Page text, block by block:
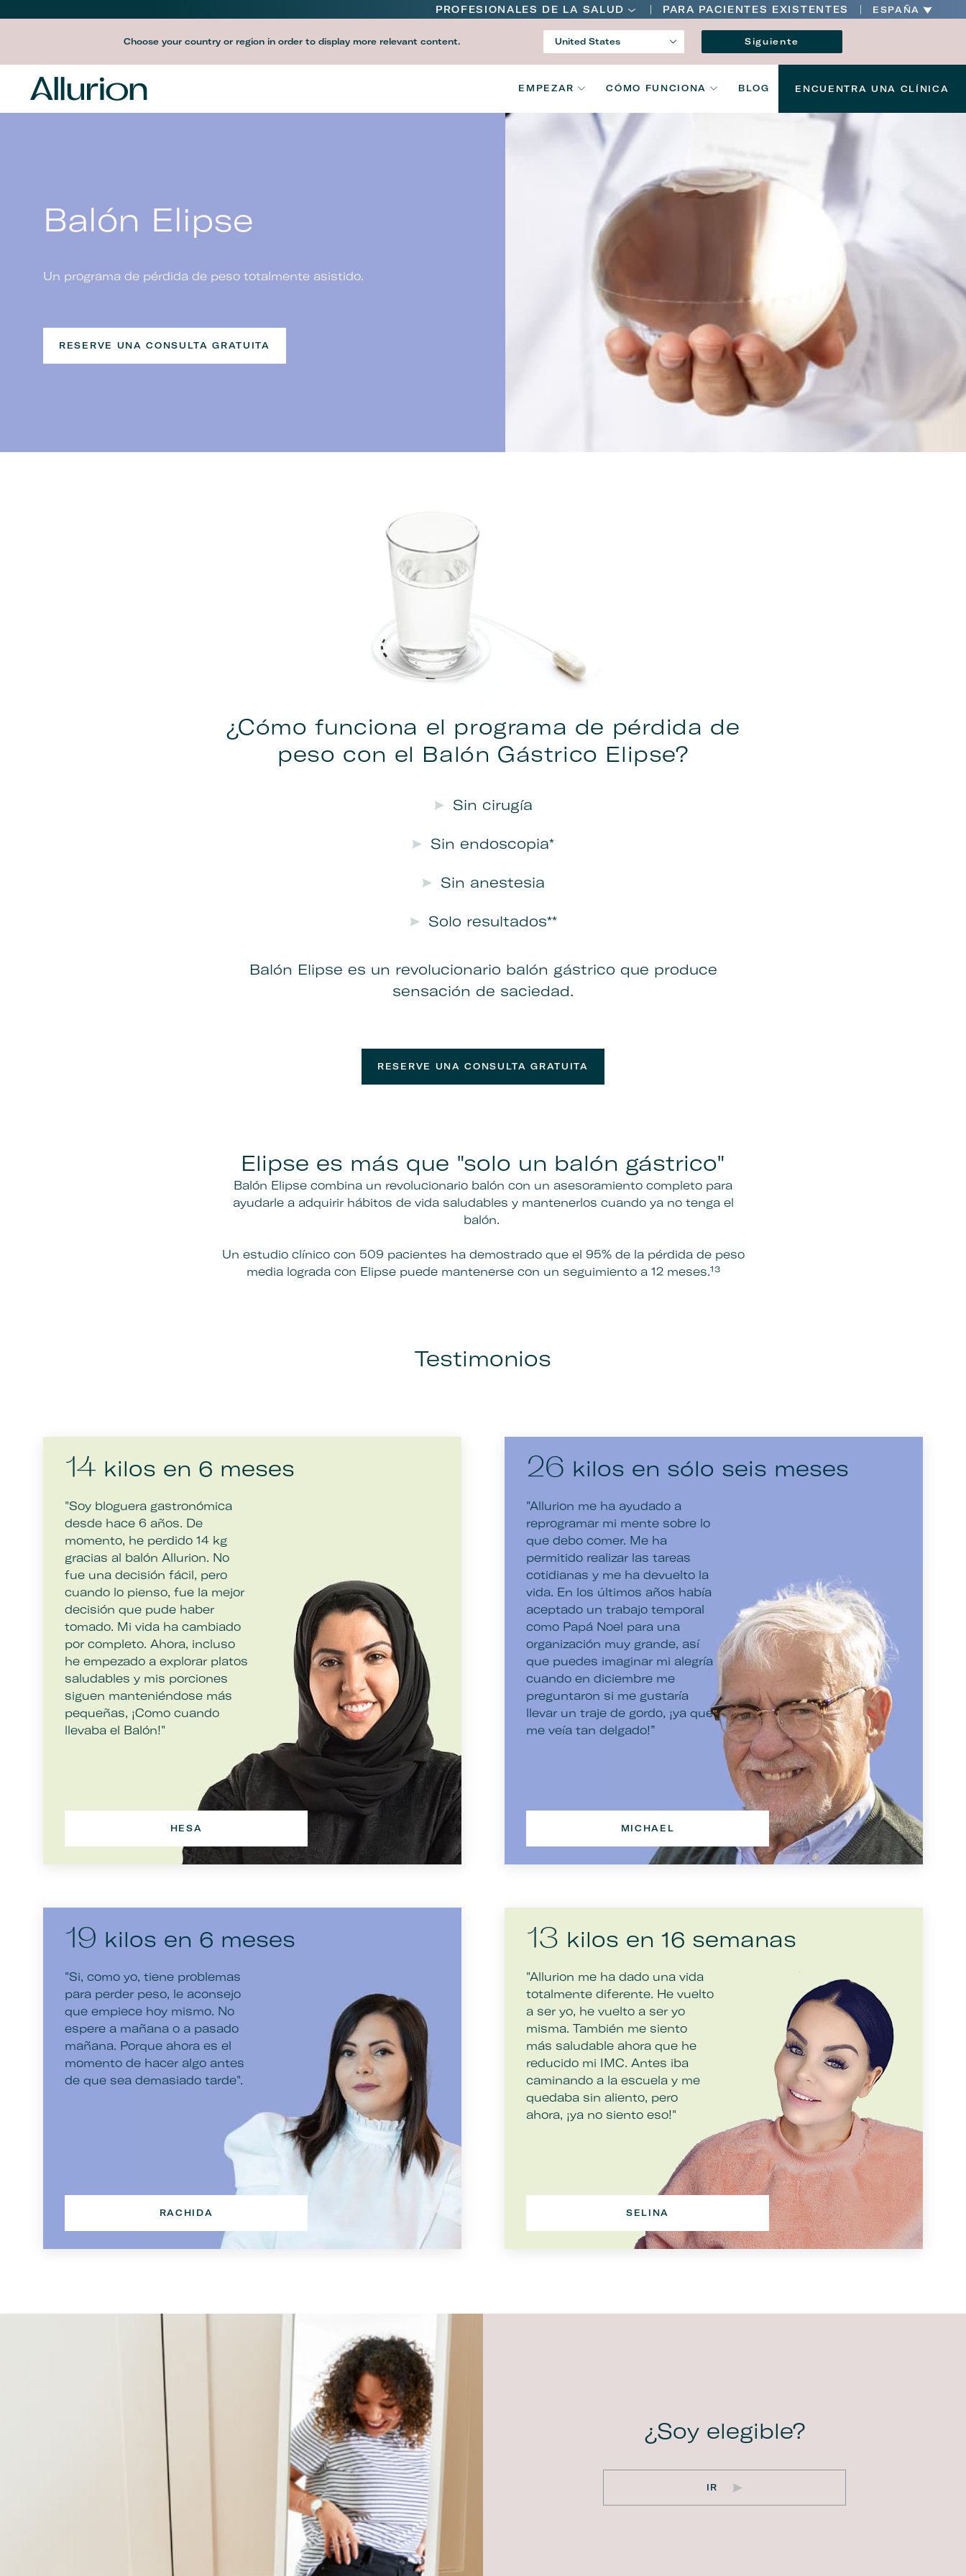
Before
Header
Navigation
PROFESIONALES DE LA SALUD PARA PACIENTES EXISTENTES ESPAÑA
Choose your country or region in order to display more relevant content. United States
Country
Siguiente
V2
Main
navigation
EMPEZAR CÓMO FUNCIONA BLOG ENCUENTRA UNA CLÍNICA
navigation
Balón Elipse
Un programa de pérdida de peso totalmente asistido.
RESERVE UNA CONSULTA GRATUITA
¿Cómo funciona el programa de pérdida de
peso con el Balón Gástrico Elipse?
Sin cirugía
Sin endoscopia*
Sin anestesia
Solo resultados**
Balón Elipse es un revolucionario balón gástrico que produce
sensación de saciedad.
RESERVE UNA CONSULTA GRATUITA
Elipse es más que "solo un balón gástrico"
Balón Elipse combina un revolucionario balón con un asesoramiento completo para
ayudarle a adquirir hábitos de vida saludables y mantenerlos cuando ya no tenga el
balón.
Un estudio clínico con 509 pacientes ha demostrado que el 95% de la pérdida de peso
media lograda con Elipse puede mantenerse con un seguimiento a 12 meses.¹³
Testimonios
14 kilos en 6 meses
"Soy bloguera gastronómica
desde hace 6 años. De
momento, he perdido 14 kg
gracias al balón Allurion. No
fue una decisión fácil, pero
cuando lo pienso, fue la mejor
decisión que pude haber
tomado. Mi vida ha cambiado
por completo. Ahora, incluso
he empezado a explorar platos
saludables y mis porciones
siguen manteniéndose más
pequeñas, ¡Como cuando
llevaba el Balón!"
HESA
26 kilos en sólo seis meses
"Allurion me ha ayudado a
reprogramar mi mente sobre lo
que debo comer. Me ha
permitido realizar las tareas
cotidianas y me ha devuelto la
vida. En los últimos años había
aceptado un trabajo temporal
como Papá Noel para una
organización muy grande, así
que puedes imaginar mi alegría
cuando en diciembre me
preguntaron si me gustaría
llevar un traje de gordo, ¡ya que
me veía tan delgado!”
MICHAEL
19 kilos en 6 meses
"Si, como yo, tiene problemas
para perder peso, le aconsejo
que empiece hoy mismo. No
espere a mañana o a pasado
mañana. Porque ahora es el
momento de hacer algo antes
de que sea demasiado tarde".
RACHIDA
13 kilos en 16 semanas
"Allurion me ha dado una vida
totalmente diferente. He vuelto
a ser yo, he vuelto a ser yo
misma. También me siento
más saludable ahora que he
reducido mi IMC. Antes iba
caminando a la escuela y me
quedaba sin aliento, pero
ahora, ¡ya no siento eso!"
SELINA
¿Soy elegible?
IR